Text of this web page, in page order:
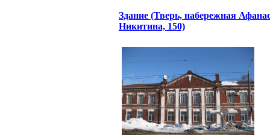
Здание (Тверь, набережная
Никитина, 150)